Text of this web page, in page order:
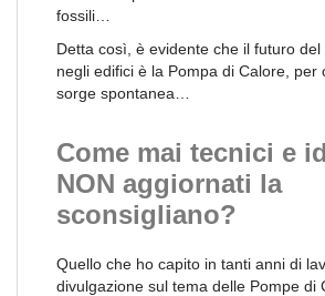
fossili…
Detta così, è evidente che il futuro
negli edifici è la Pompa di Calore, per
sorge spontanea…
Come mai tecnici e
NON aggiornati la
sconsigliano?
Quello che ho capito in tanti anni di
divulgazione sul tema delle Pompe di